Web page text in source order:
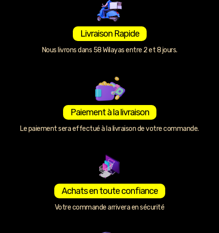
Livraison Rapide
Nous livrons dans 58 Wilayas entre 2 et 8 jours.
Paiement à la livraison
Le paiement sera effectué à la livraison de votre commande.
Achats en toute confiance
Votre commande arrivera en sécurité